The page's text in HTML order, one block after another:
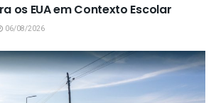
os EUA em Contexto Escolar
06/08/2026